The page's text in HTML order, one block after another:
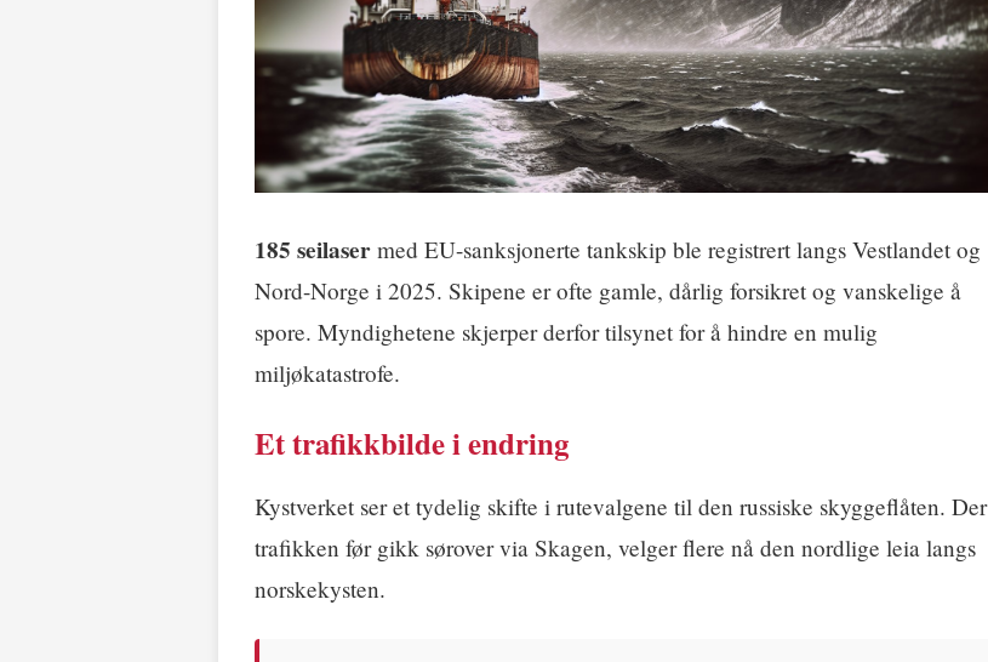
185 seilaser med EU-sanksjonerte tankskip ble registrert langs Vestlandet og
Nord-Norge i 2025. Skipene er ofte gamle, dårlig forsikret og vanskelige å
spore. Myndighetene skjerper derfor tilsynet for å hindre en mulig
miljøkatastrofe.
Et trafikkbilde i endring
Kystverket ser et tydelig skifte i rutevalgene til den russiske skyggeflåten. Der
trafikken før gikk sørover via Skagen, velger flere nå den nordlige leia langs
norskekysten.